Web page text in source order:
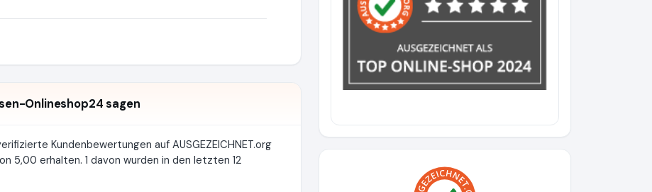
Onlineshop24 sagen
Kundenbewertungen auf AUSGEZEICHNET.org
5,00 erhalten. 1 davon wurden in den letzten 12